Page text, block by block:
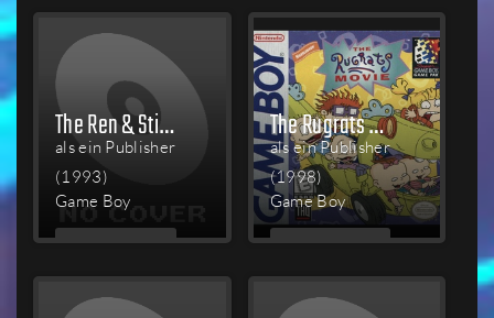
The Ren & Stimpy Show: Veediots!
als ein Publisher
(1993)
Game Boy
MEHR
The Rugrats Movie
als ein Publisher
(1998)
Game Boy
MEHR